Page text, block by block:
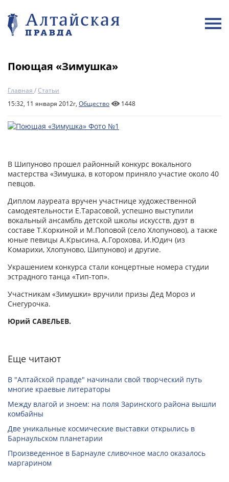
Поющая «Зимушка»
Главная /Статьи
15:32, 11 января 2012г, Общество 1448
В Шипуново прошел районный конкурс вокального
мастерства «Зимушка, в котором приняло участие около 40
певцов.
Диплом лауреата вручен участнице художественной
самодеятельности Е.Тарасовой, успешно выступили
вокальный ансамбль детской школы искусств, дуэт в
составе Т.Коркиной и М.Поповой (село Хлопуново), а также
юные певицы А.Крысина, А.Горохова, И.Юдич (из
Комарихи, Хлопуново, Шипуново) и другие.
Украшением конкурса стали концертные номера студии
эстрадного танца «Тип-топ».
Участникам «Зимушки» вручили призы Дед Мороз и
Снегурочка.
Юрий САВЕЛЬЕВ.
Еще читают
В "Алтайской правде" начинали свой творческий путь
многие краевые литераторы
Между влагой и зноем: на поля Заринского района вышли
комбайны
Две уникальные космические выставки открылись в
Барнаульском планетарии
Произведенное в Барнауле сливочное масло оказалось
маргарином